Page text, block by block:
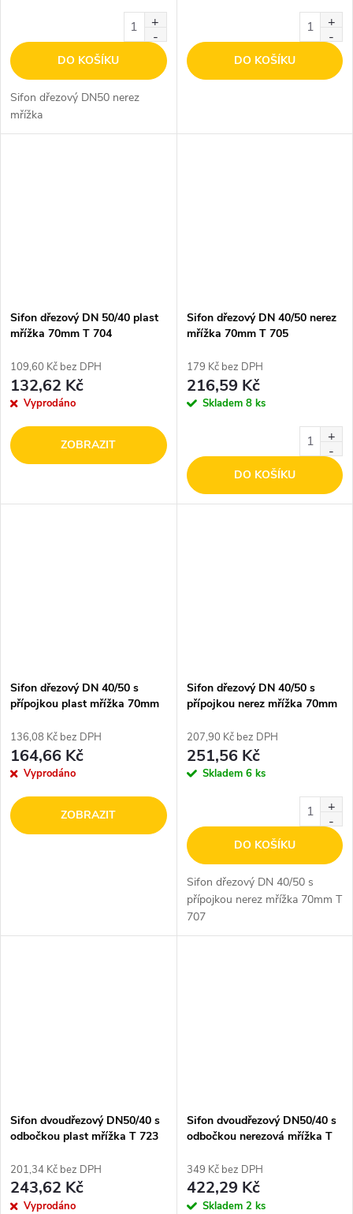
DO KOŠÍKU
Sifon dřezový DN50 nerez
mřížka
DO KOŠÍKU
Sifon dřezový DN 50/40 plast
mřížka 70mm T 704
109,60 Kč bez DPH
132,62 Kč
Vyprodáno
ZOBRAZIT
Sifon dřezový DN 40/50 nerez
mřížka 70mm T 705
179 Kč bez DPH
216,59 Kč
Skladem 8 ks
DO KOŠÍKU
Sifon dřezový DN 40/50 s
přípojkou plast mřížka 70mm
136,08 Kč bez DPH
164,66 Kč
Vyprodáno
ZOBRAZIT
Sifon dřezový DN 40/50 s
přípojkou nerez mřížka 70mm
207,90 Kč bez DPH
251,56 Kč
Skladem 6 ks
DO KOŠÍKU
Sifon dřezový DN 40/50 s
přípojkou nerez mřížka 70mm T
707
Sifon dvoudřezový DN50/40 s
odbočkou plast mřížka T 723
201,34 Kč bez DPH
243,62 Kč
Vyprodáno
Sifon dvoudřezový DN50/40 s
odbočkou nerezová mřížka T
349 Kč bez DPH
422,29 Kč
Skladem 2 ks